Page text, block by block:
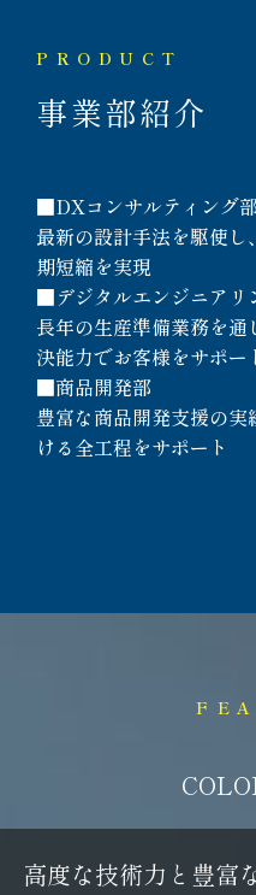
PRODUCT
事業部紹介
■DXコンサルティング
最新の設計手法を駆使
期短縮を実現
■デジタルエンジニアリ
長年の生産準備業務を
決能力でお客様をサポー
■商品開発部
豊富な商品開発支援の
ける全工程をサポート
COLO
高度な技術力 と 豊富